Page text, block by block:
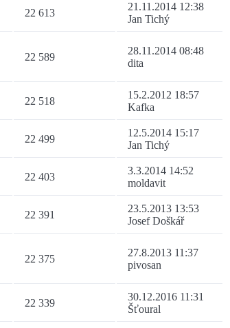
22 613
21.11.2014 12:38
Jan Tichý
22 589
28.11.2014 08:48
dita
22 518
15.2.2012 18:57
Kafka
22 499
12.5.2014 15:17
Jan Tichý
22 403
3.3.2014 14:52
moldavit
22 391
23.5.2013 13:53
Josef Doškář
22 375
27.8.2013 11:37
pivosan
22 339
30.12.2016 11:31
Šťoural